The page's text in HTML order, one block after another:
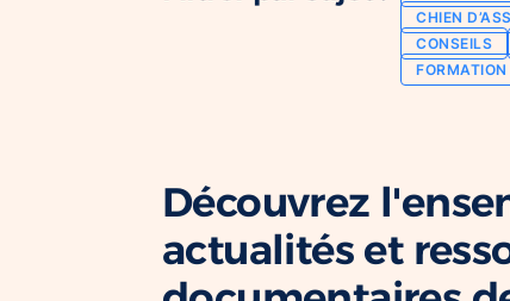
CHIEN
CONSEILS
FORMATION
Découvrez
actualités et